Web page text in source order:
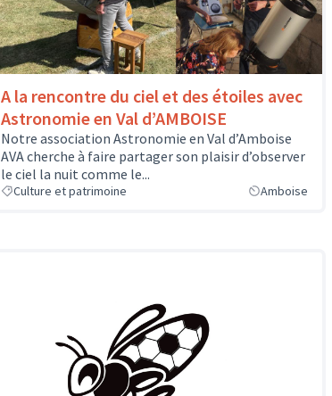
A la rencontre du ciel et des étoiles avec
Astronomie en Val d’AMBOISE
Notre association Astronomie en Val d’Amboise
AVA cherche à faire partager son plaisir d’observer
le ciel la nuit comme le...
Culture et patrimoine Amboise